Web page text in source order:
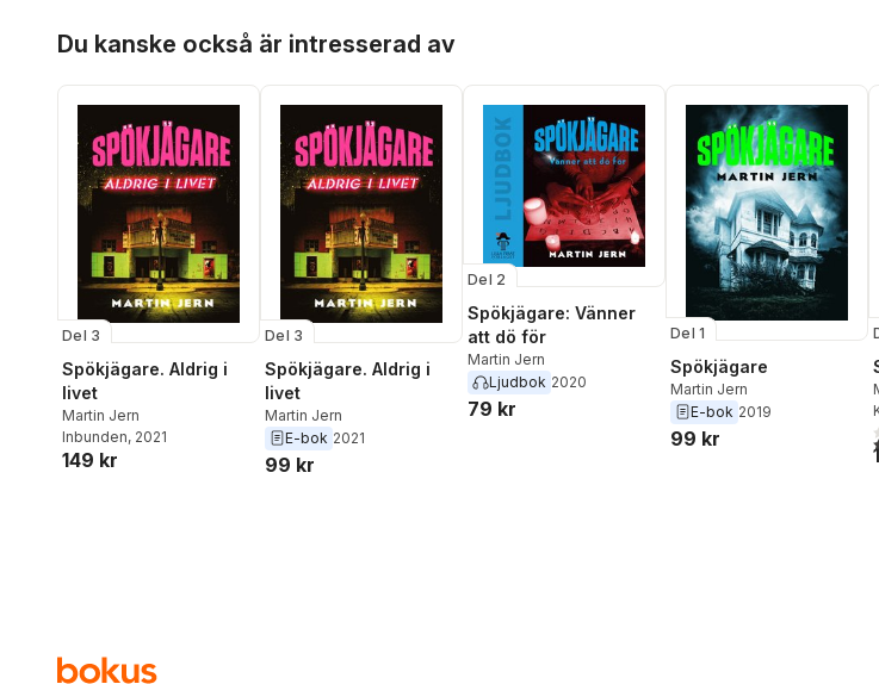
Du kanske också är intresserad av
Del 3
Spökjägare. Aldrig i
livet
Martin Jern
Inbunden, 2021
149 kr
Del 3
Spökjägare. Aldrig i
livet
Martin Jern
E-bok 2021
99 kr
Del 2
Spökjägare: Vänner
att dö för
Martin Jern
Ljudbok 2020
79 kr
Del 1
Spökjägare
Martin Jern
E-bok 2019
99 kr